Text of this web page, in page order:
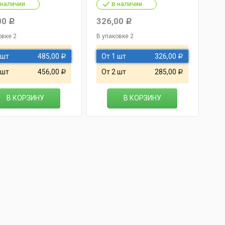
Р
2
485,00 Р
456,00 Р
В КОРЗИНУ
в наличии
326,00 Р
В упаковке 2
От 1 шт 326,00 Р
От 2 шт 285,00 Р
В КОРЗИНУ